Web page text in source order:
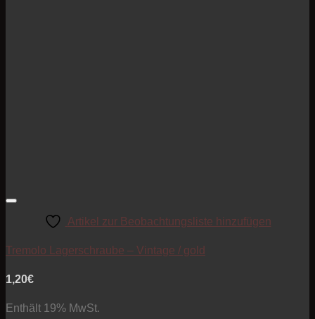
Artikel zur Beobachtungsliste hinzufügen
Tremolo Lagerschraube – Vintage / gold
1,20€
Enthält 19% MwSt.